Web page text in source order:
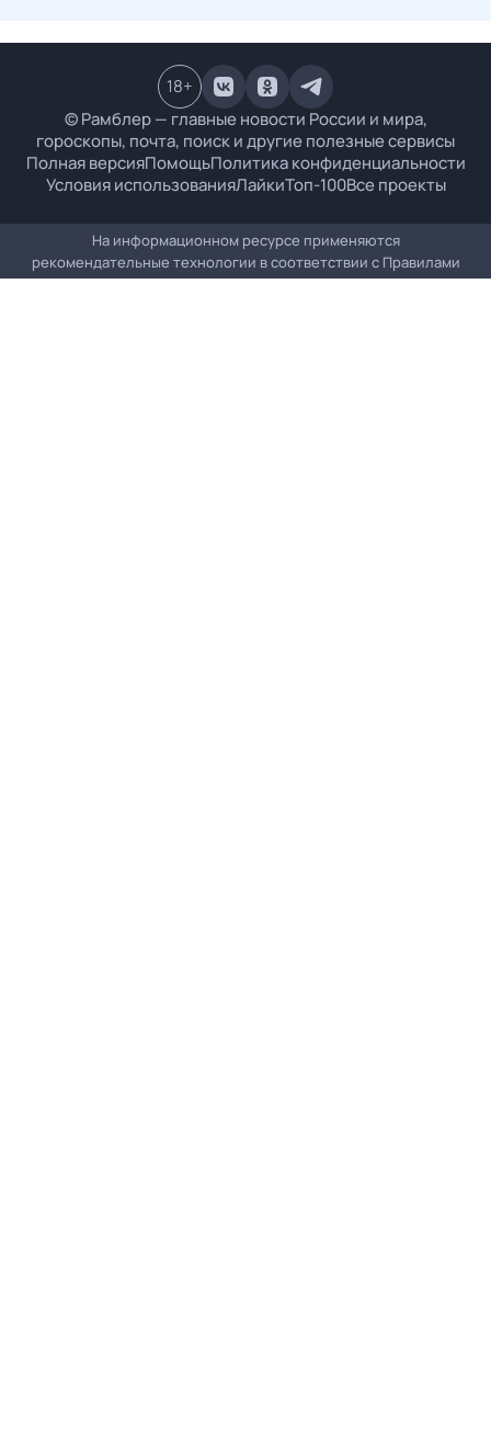
© Рамблер — главные новости России и мира,
гороскопы, почта, поиск и другие полезные сервисы
Полная версияПомощьПолитика конфиденциальности
Условия использованияЛайкиТоп-100Все проекты
18+
На информационном ресурсе применяются
рекомендательные технологии в соответствии с Правилами